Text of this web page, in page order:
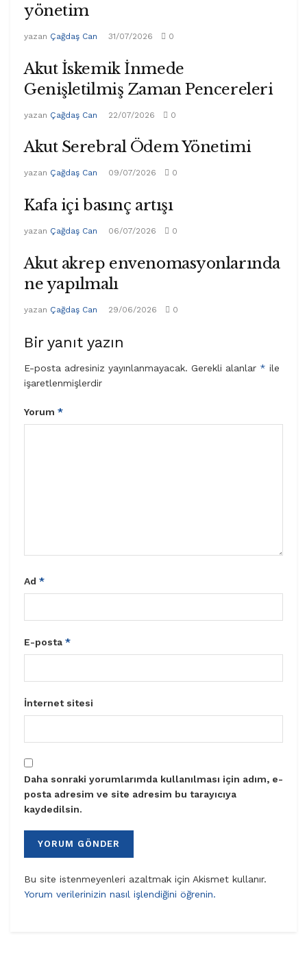
yönetim
yazan Çağdaş Can 31/07/2026 0
Akut İskemik İnmede
Genişletilmiş Zaman Pencereleri
yazan Çağdaş Can 22/07/2026 0
Akut Serebral Ödem Yönetimi
yazan Çağdaş Can 09/07/2026 0
Kafa içi basınç artışı
yazan Çağdaş Can 06/07/2026 0
Akut akrep envenomasyonlarında
ne yapılmalı
yazan Çağdaş Can 29/06/2026 0
Bir yanıt yazın
E-posta adresiniz yayınlanmayacak. Gerekli alanlar * ile
işaretlenmişlerdir
Yorum *
Ad *
E-posta *
İnternet sitesi
Daha sonraki yorumlarımda kullanılması için adım, e-
posta adresim ve site adresim bu tarayıcıya
kaydedilsin.
Bu site istenmeyenleri azaltmak için Akismet kullanır.
Yorum verilerinizin nasıl işlendiğini öğrenin.